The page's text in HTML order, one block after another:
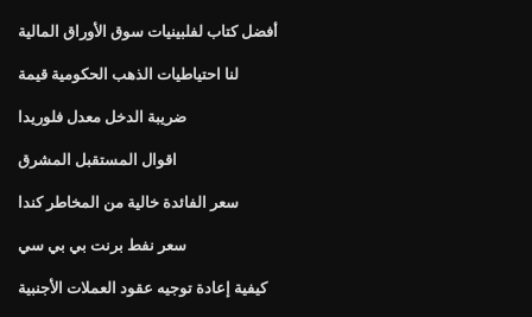
أفضل كتاب لفلبينيات سوق الأوراق المالية
لنا احتياطيات الذهب الحكومية قيمة
ضريبة الدخل معدل فلوريدا
اقوال المستقبل المشرق
سعر الفائدة خالية من المخاطر كندا
سعر نفط برنت بي بي سي
كيفية إعادة توجيه عقود العملات الأجنبية